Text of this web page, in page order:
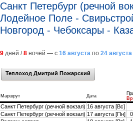
Санкт Петербург (речной
Лодейное Поле -
Новгород - Чебоксары -
9 дней /8 ночей — с 16 августа по 24 августа
Теплоход Дмитрий Пожарский
Маршрут Дата
Санкт Петербург (речной вокзал) 16 августа [Вс]
Санкт Петербург (речной вокзал) 17 августа [Пн]